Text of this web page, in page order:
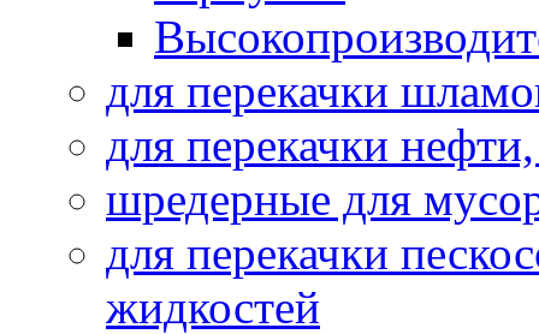
для перекачки
для перекачки
шредерные для
для перекачки
жидкостей